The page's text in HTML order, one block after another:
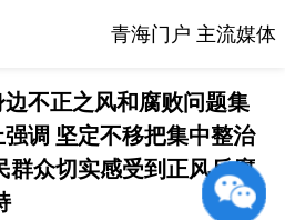
青海门户 主流媒体
不正之风和腐败问题集
调 坚定不移把集中整治
群众切实感受到正风反腐